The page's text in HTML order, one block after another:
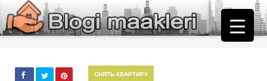
СНЯТЬ КВАРТИРУ